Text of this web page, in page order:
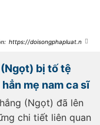
https://doisongphapluat.ngu
vi-cua-thang-oi-voi-toi-2-
qua-la-vo-cung-kinh-khung-
bị tố tệ
mẹ nam ca sĩ
(Ngọt) đã lên
chi tiết liên quan